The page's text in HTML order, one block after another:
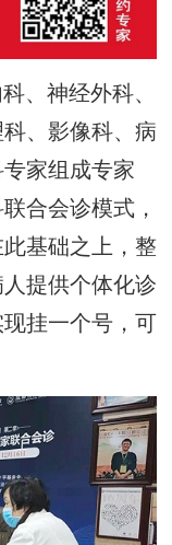
、神经外科、
、影像科、病
家组成专家
合会诊模式，
基础之上，整
提供个体化诊
挂一个号，可